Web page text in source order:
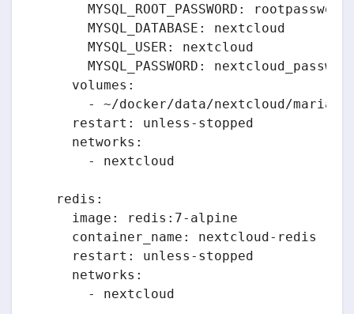
MYSQL_ROOT_PASSWORD:
      MYSQL_DATABASE: nextcloud
      MYSQL_USER: nextcloud
MYSQL_PASSWORD:
    volumes:
- ~/docker/data/nextcloud/
    restart: unless-stopped
    networks:
      - nextcloud
  redis:
    image: redis:7-alpine
    container_name: nextcloud-redis
    restart: unless-stopped
    networks:
      - nextcloud